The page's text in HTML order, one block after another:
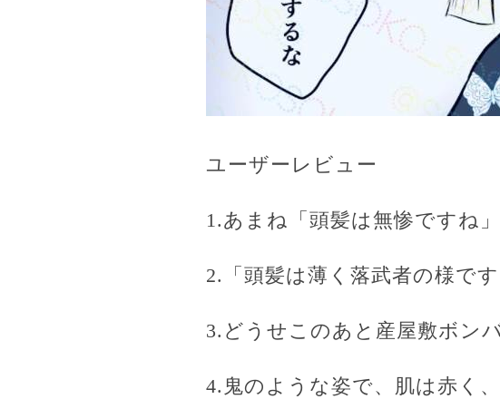
ユーザーレビュー
1.あまね「頭髪は無惨ですね」
2.「頭髪は薄く落武者の様です
3.どうせこのあと産屋敷ボン
4.鬼のような姿で、肌は赤く